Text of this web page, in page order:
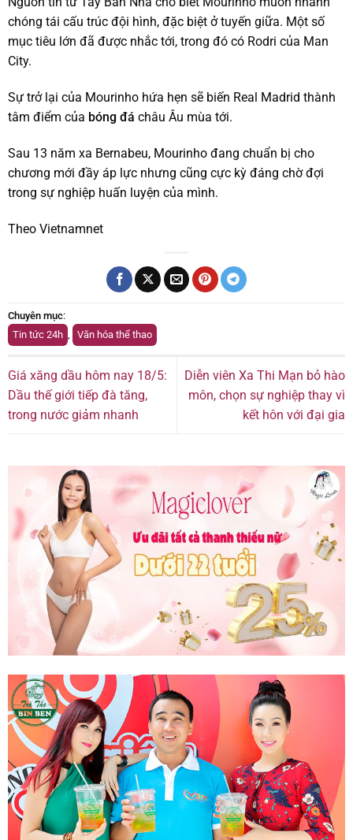
chóng tái cấu trúc đội hình, đặc biệt ở tuyến giữa. Một số
mục tiêu lớn đã được nhắc tới, trong đó có Rodri của Man
City.
Sự trở lại của Mourinho hứa hẹn sẽ biến Real Madrid thành
tâm điểm của bóng đá châu Âu mùa tới.
Sau 13 năm xa Bernabeu, Mourinho đang chuẩn bị cho
chương mới đầy áp lực nhưng cũng cực kỳ đáng chờ đợi
trong sự nghiệp huấn luyện của mình.
Theo Vietnamnet
Chuyên mục:
Tin tức 24h , Văn hóa thể thao
Giá xăng dầu hôm nay 18/5:
Dầu thế giới tiếp đà tăng,
trong nước giảm nhanh
Diễn viên Xa Thi Mạn bỏ hào
môn, chọn sự nghiệp thay vì
kết hôn với đại gia